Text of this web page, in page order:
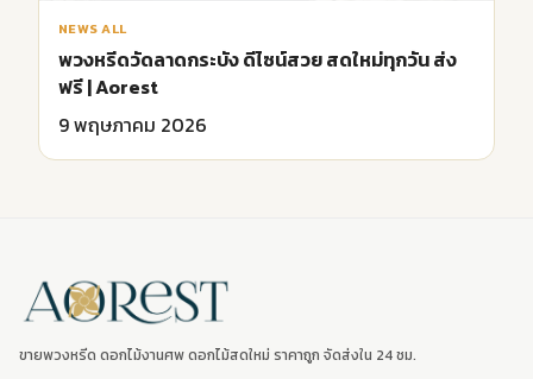
NEWS ALL
พวงหรีดวัดลาดกระบัง ดีไซน์สวย สดใหม่ทุกวัน ส่ง
ฟรี | Aorest
9 พฤษภาคม 2026
ขายพวงหรีด ดอกไม้งานศพ ดอกไม้สดใหม่ ราคาถูก จัดส่งใน 24 ชม.